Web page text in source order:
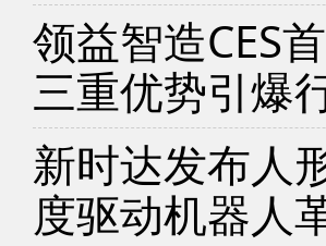
领益智造CES
三重优势引爆
新时达发布人
度驱动机器人